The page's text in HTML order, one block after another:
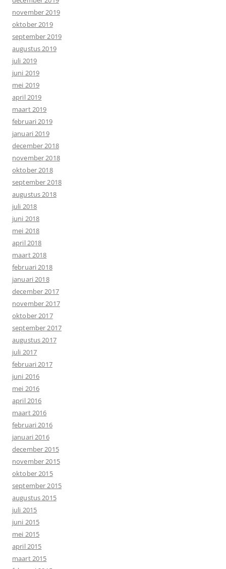
november 2019
oktober 2019
september 2019
augustus 2019
juli 2019
juni 2019
mei 2019
april 2019
maart 2019
februari 2019
januari 2019
december 2018
november 2018
oktober 2018
september 2018
augustus 2018
juli 2018
juni 2018
mei 2018
april 2018
maart 2018
februari 2018
januari 2018
december 2017
november 2017
oktober 2017
september 2017
augustus 2017
juli 2017
februari 2017
juni 2016
mei 2016
april 2016
maart 2016
februari 2016
januari 2016
december 2015
november 2015
oktober 2015
september 2015
augustus 2015
juli 2015
juni 2015
mei 2015
april 2015
maart 2015